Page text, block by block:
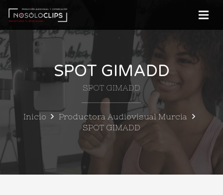
SPOT GIMADD
SPOT GIMADD
Inicio
Productora Audiovisual Murcia
SPOT GIMADD